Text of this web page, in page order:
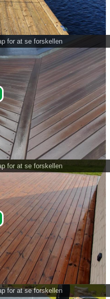
for at se forskellen
for at se forskellen
for at se forskellen